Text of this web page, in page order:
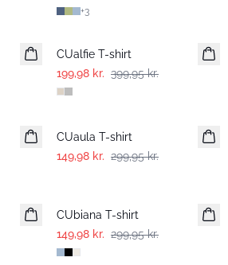
+3
CUalfie T-shirt
199,98 kr. 399,95 kr.
CUaula T-shirt
149,98 kr. 299,95 kr.
CUbiana T-shirt
149,98 kr. 299,95 kr.
-50%